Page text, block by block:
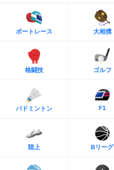
ボートレース 大相撲
格闘技 ゴルフ
バドミントン F1
陸上 Bリーグ